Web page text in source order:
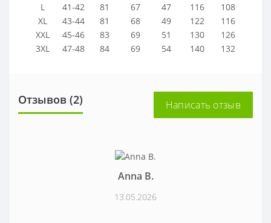
L
41-42 81 67 47 116
108
XL
43-44 81 68 49 122
116
XXL
45-46 83 69 51 130
126
3XL
47-48 84 69 54 140 132
Отзывов (2) Написать отзыв
Anna В.
13.05.2026